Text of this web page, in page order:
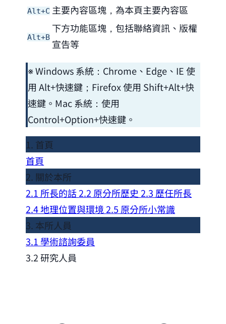
Alt+C 主要內容區塊，為本頁主要內容區
Alt+B
下方功能區塊，包括聯絡資訊、版權
宣告等
※ Windows 系統：Chrome、Edge、IE 使
用 Alt+快速鍵；Firefox 使用 Shift+Alt+快
速鍵。Mac 系統：使用
Control+Option+快速鍵。
1. 首頁
首頁
2. 關於本所
2.1 所長的話2.2 原分所歷史2.3 歷任所長
2.4 地理位置與環境2.5 原分所小常識
3. 本所人員
3.1 學術諮詢委員
3.2 研究人員